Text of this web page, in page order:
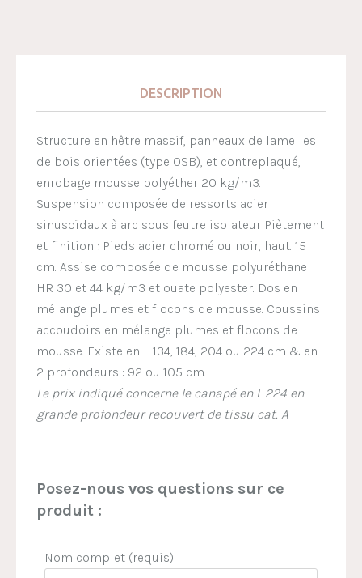
DESCRIPTION
Structure en hêtre massif, panneaux de lamelles
de bois orientées (type OSB), et contreplaqué,
enrobage mousse polyéther 20 kg/m3.
Suspension composée de ressorts acier
sinusoïdaux à arc sous feutre isolateur Piètement
et finition : Pieds acier chromé ou noir, haut. 15
cm. Assise composée de mousse polyuréthane
HR 30 et 44 kg/m3 et ouate polyester. Dos en
mélange plumes et flocons de mousse. Coussins
accoudoirs en mélange plumes et flocons de
mousse. Existe en L 134, 184, 204 ou 224 cm & en
2 profondeurs : 92 ou 105 cm.
Le prix indiqué concerne le canapé en L 224 en
grande profondeur recouvert de tissu cat. A
Posez-nous vos questions sur ce
produit :
Nom complet (requis)